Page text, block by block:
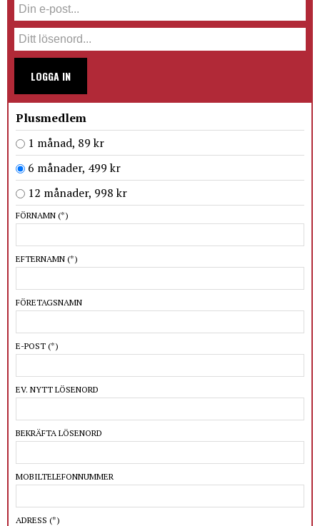
LOGGA IN
Plusmedlem
1 månad, 89 kr
6 månader, 499 kr
12 månader, 998 kr
FÖRNAMN (*)
EFTERNAMN (*)
FÖRETAGSNAMN
E-POST (*)
EV. NYTT LÖSENORD
BEKRÄFTA LÖSENORD
MOBILTELEFONNUMMER
ADRESS (*)